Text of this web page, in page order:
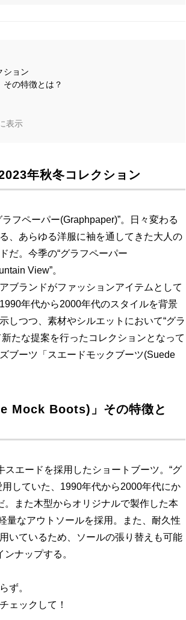
ション
の特徴とは？
表示
年秋冬コレクション
フペーパー(Graphpaper)”。日々変わる
、あらゆる洋服に袖を通してきた大人の
だ。今季の“グラフペーパー
View”。
ブランドがファッションアイテムとして
年代から2000年代のスタイルを背景
しつつ、素材やシルエットにおいて“グラ
たな提案を行ったコレクションとなって
ブーツ「スエードモックブーツ(Suede
Mock Boots)」その特徴と
エードを採用したショートブーツ。“グ
していた、1990年代から2000年代にか
また木型からオリジナルで製作した本
量なアウトソールを採用。また、耐久性
いているため、ソールの張り替えも可能
ナップする。
ず。
ェックして！